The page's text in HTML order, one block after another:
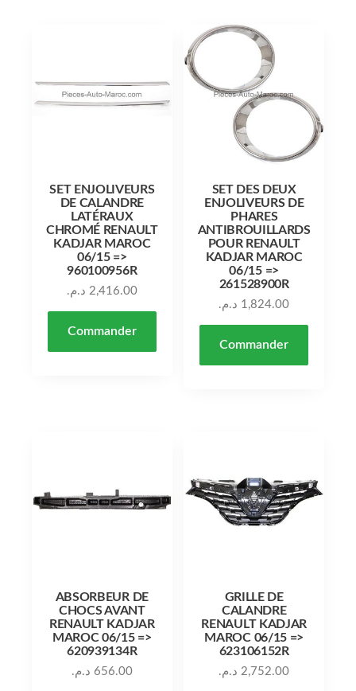
SET ENJOLIVEURS
DE CALANDRE
LATÉRAUX
CHROMÉ RENAULT
KADJAR MAROC
06/15 =>
960100956R
2,416.00 د.م.
Commander
SET DES DEUX
ENJOLIVEURS DE
PHARES
ANTIBROUILLARDS
POUR RENAULT
KADJAR MAROC
06/15 =>
261528900R
1,824.00 د.م.
Commander
ABSORBEUR DE
CHOCS AVANT
RENAULT KADJAR
MAROC 06/15 =>
620939134R
656.00 د.م.
GRILLE DE
CALANDRE
RENAULT KADJAR
MAROC 06/15 =>
623106152R
2,752.00 د.م.